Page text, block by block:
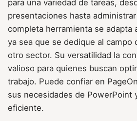
para una variedad de tareas,
presentaciones hasta
completa herramienta se adapta
ya sea que se dedique al campo
otro sector. Su versatilidad la
valioso para quienes buscan
trabajo. Puede confiar en
sus necesidades de PowerPoint
eficiente.